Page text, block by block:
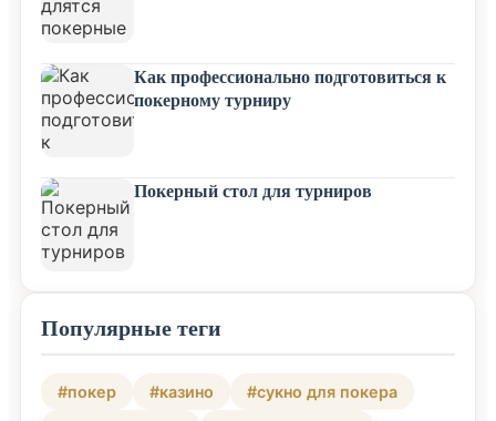
Как профессионально подготовиться к
покерному турниру
Покерный стол для турниров
Популярные теги
#покер #казино
#сукно для покера